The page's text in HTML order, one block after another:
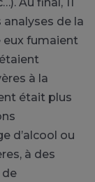
de la
eux fumaient
à la
était plus
d’alcool ou
à des
de